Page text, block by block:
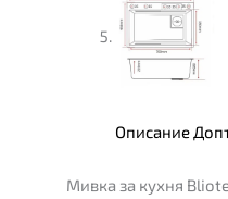
Описание
Мивка за кухня